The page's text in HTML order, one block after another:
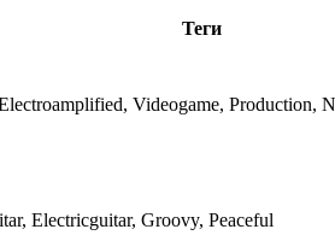
Теги
Videogame, Production,
Electricguitar, Groovy, Peaceful